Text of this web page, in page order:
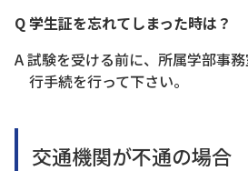
Q 学生証を忘れてしまった時は？
A 試験を受ける前に、所属学部事
行手続を行って下さい。
交通機関が不通の場合